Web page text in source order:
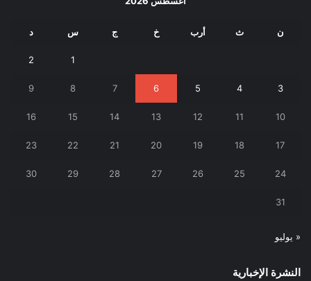
ن ث أرب خ ج س د
1
2
3
4
5
6
7
8
9
10
11
12
13
14
15
16
17
18
19
20
21
22
23
24
25
26
27
28
29
30
31
« يوليو
النشرة الإخبارية